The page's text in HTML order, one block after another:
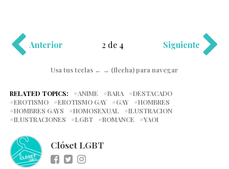
Anterior 2 de 4 Siguiente
Usa tus teclas ← → (flecha) para navegar
RELATED TOPICS: ANIME BARA
DESTACADO
EROTISMO
EROTISMO GAY GAY
HOMBRES
HOMBRES GAYS
HOMOSEXUAL
ILUSTRACION
ILUSTRACIONES
LGBT ROMANCE YAOI
Clóset LGBT